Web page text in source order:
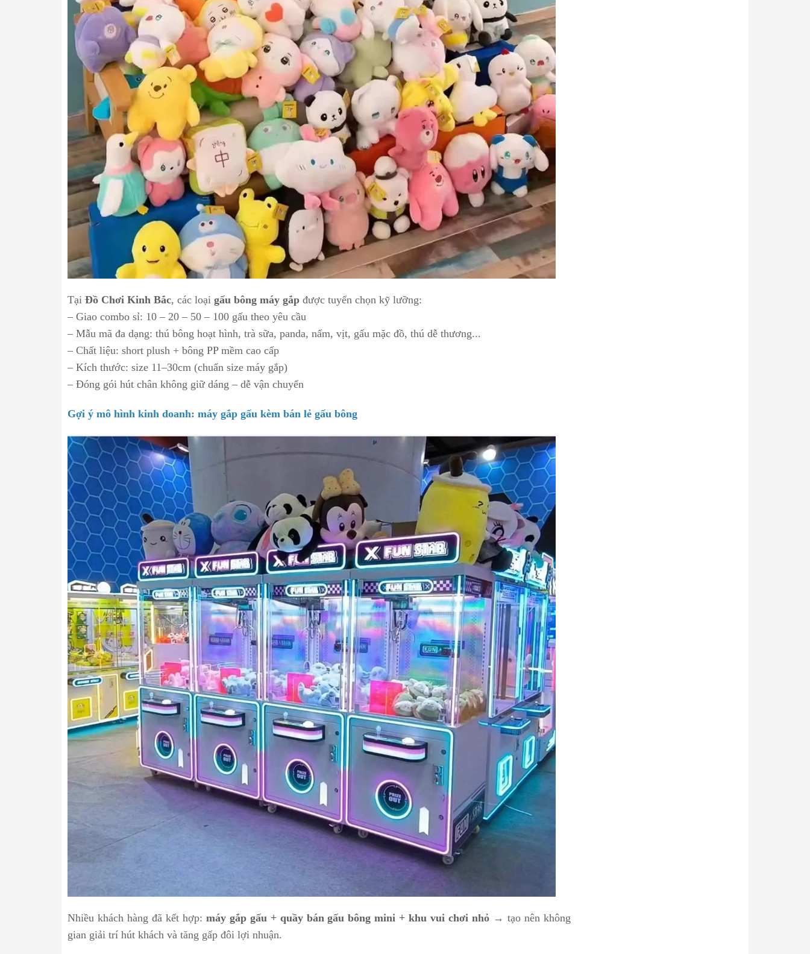
Tại Đồ Chơi Kinh Bắc, các loại gấu bông máy gắp được tuyển chọn kỹ lưỡng:
– Giao combo sỉ: 10 – 20 – 50 – 100 gấu theo yêu cầu
– Mẫu mã đa dạng: thú bông hoạt hình, trà sữa, panda, nấm, vịt, gấu mặc đồ, thú dễ thương...
– Chất liệu: short plush + bông PP mềm cao cấp
– Kích thước: size 11–30cm (chuẩn size máy gắp)
– Đóng gói hút chân không giữ dáng – dễ vận chuyển
Gợi ý mô hình kinh doanh: máy gắp gấu kèm bán lẻ gấu bông
Nhiều khách hàng đã kết hợp: máy gắp gấu + quầy bán gấu bông mini + khu vui chơi nhỏ → tạo nên không
gian giải trí hút khách và tăng gấp đôi lợi nhuận.